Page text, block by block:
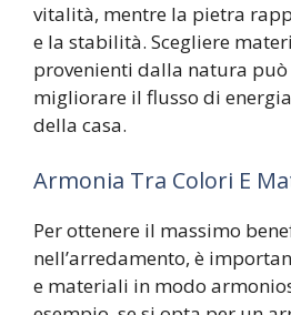
vitalità, mentre la pietra
e la stabilità. Scegliere
provenienti dalla natura
migliorare il flusso di
della casa.
Armonia Tra Colori E
Per ottenere il massimo
nell’arredamento, è
e materiali in modo